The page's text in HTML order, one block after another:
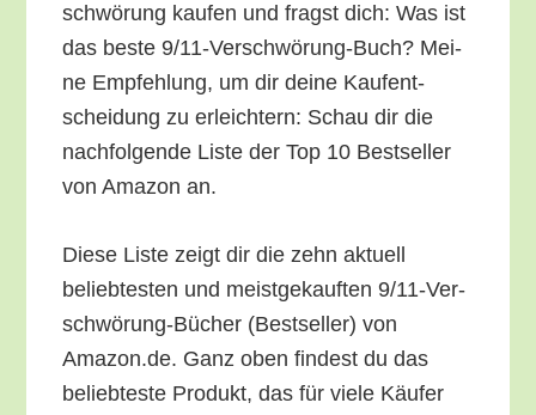
schwö­rung kau­fen und fragst dich: Was ist
das bes­te 9/11-Ver­schwö­rung-Buch? Mei­
ne Emp­feh­lung, um dir dei­ne Kauf­ent­
schei­dung zu erleich­tern: Schau dir die
nach­fol­gen­de Lis­te der Top 10 Best­sel­ler
von Ama­zon an.
Die­se Lis­te zeigt dir die zehn aktu­ell
belieb­tes­ten und meist­ge­kauf­ten 9/11-Ver­
schwö­rung-Bücher (Best­sel­ler) von
Amazon.de. Ganz oben fin­dest du das
belieb­tes­te Pro­dukt, das für vie­le Käu­fer